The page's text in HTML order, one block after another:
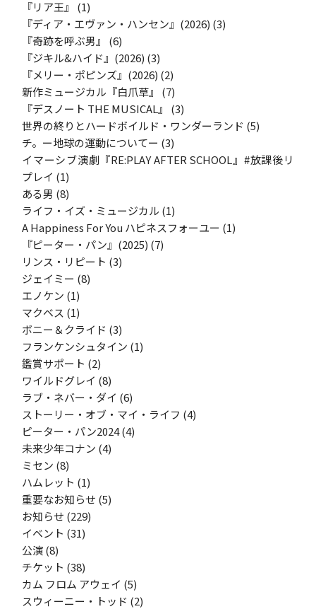
『リア王』
(1)
『ディア・エヴァン・ハンセン』(2026) (3)
『奇跡を呼ぶ男』
(6)
『ジキル&ハイド』(2026) (3)
『メリー・ポピンズ』(2026) (2)
新作ミュージカル『白爪草』
(7)
『デスノート THE MUSICAL』
(3)
世界の終りとハードボイルド・ワンダーランド (5)
チ。ー地球の運動についてー (3)
イマーシブ演劇『RE:PLAY AFTER SCHOOL』#放課後リ
プレイ (1)
ある男 (8)
ライフ・イズ・ミュージカル (1)
A Happiness For You ハピネスフォーユー (1)
『ピーター・パン』(2025) (7)
リンス・リピート (3)
ジェイミー (8)
エノケン (1)
マクベス (1)
ボニー＆クライド (3)
フランケンシュタイン (1)
鑑賞サポート (2)
ワイルドグレイ (8)
ラブ・ネバー・ダイ (6)
ストーリー・オブ・マイ・ライフ (4)
ピーター・パン2024(4)
未来少年コナン (4)
ミセン (8)
ハムレット (1)
重要なお知らせ (5)
お知らせ (229)
イベント (31)
公演(8)
チケット (38)
カム フロム アウェイ (5)
スウィーニー・トッド (2)